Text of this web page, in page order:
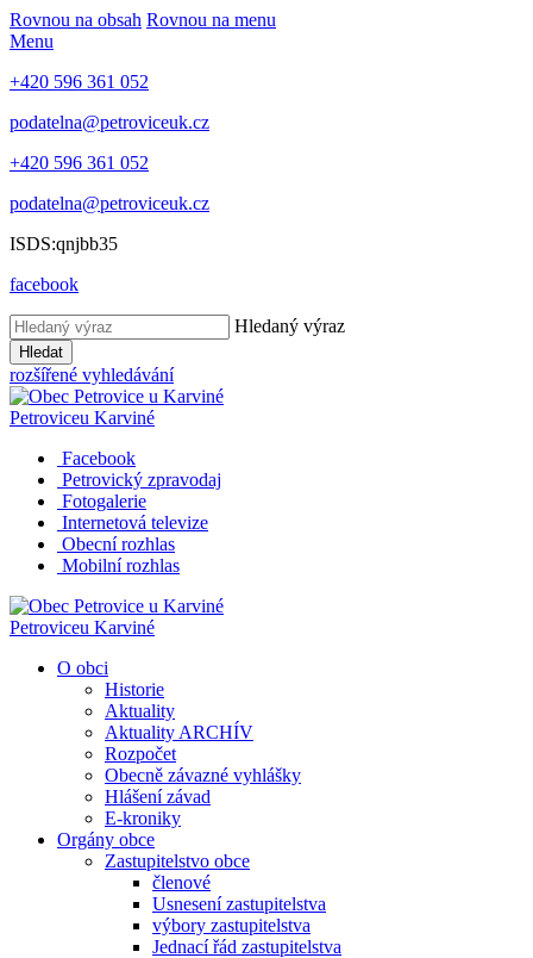
Rovnou na obsah Rovnou na menu
Menu
+420 596 361 052
podatelna@petroviceuk.cz
+420 596 361 052
podatelna@petroviceuk.cz
ISDS:qnjbb35
facebook
Hledaný výraz
Hledat
rozšířené vyhledávání
Petroviceu Karviné
Facebook
Petrovický zpravodaj
Fotogalerie
Internetová televize
Obecní rozhlas
Mobilní rozhlas
Petroviceu Karviné
O obci
Historie
Aktuality
Aktuality ARCHÍV
Rozpočet
Obecně závazné vyhlášky
Hlášení závad
E-kroniky
Orgány obce
Zastupitelstvo obce
členové
Usnesení zastupitelstva
výbory zastupitelstva
Jednací řád zastupitelstva